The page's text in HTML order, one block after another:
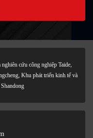
cứu công nghiệp Taide,
Khu phát triển kinh tế và